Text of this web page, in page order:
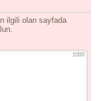
ilgili olan sayfada
1000